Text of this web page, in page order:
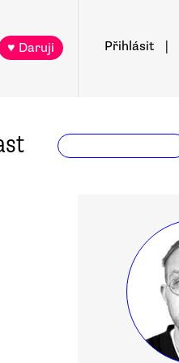
♥ Daruji Přihlásit